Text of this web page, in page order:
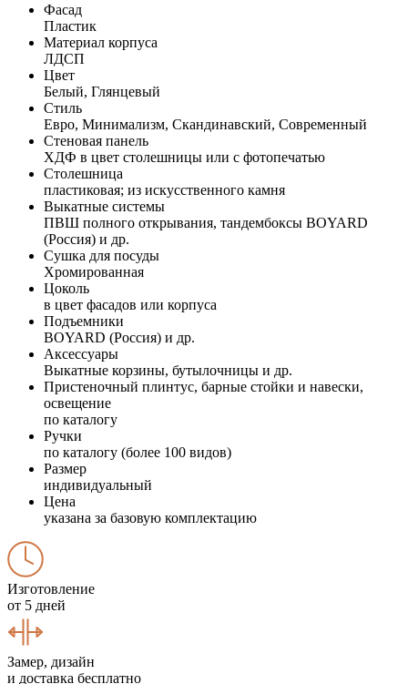
Фасад
Пластик
Материал корпуса
ЛДСП
Цвет
Белый, Глянцевый
Стиль
Евро, Минимализм, Скандинавский, Современный
Стеновая панель
ХДФ в цвет столешницы или с фотопечатью
Столешница
пластиковая; из искусственного камня
Выкатные системы
ПВШ полного открывания, тандембоксы BOYARD
(Россия) и др.
Сушка для посуды
Хромированная
Цоколь
в цвет фасадов или корпуса
Подъемники
BOYARD (Россия) и др.
Аксессуары
Выкатные корзины, бутылочницы и др.
Пристеночный плинтус, барные стойки и навески,
освещение
по каталогу
Ручки
по каталогу (более 100 видов)
Размер
индивидуальный
Цена
указана за базовую комплектацию
Изготовление
от 5 дней
Замер, дизайн
и доставка бесплатно